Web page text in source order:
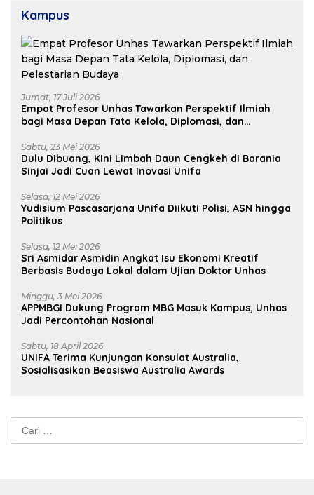
Kampus
Jumat, 17 Juli 2026
Empat Profesor Unhas Tawarkan Perspektif Ilmiah
bagi Masa Depan Tata Kelola, Diplomasi, dan
Sabtu, 23 Mei 2026
Dulu Dibuang, Kini Limbah Daun Cengkeh di Barania
Sinjai Jadi Cuan Lewat Inovasi Unifa
Selasa, 12 Mei 2026
Yudisium Pascasarjana Unifa Diikuti Polisi, ASN hingga
Politikus
Selasa, 12 Mei 2026
Sri Asmidar Asmidin Angkat Isu Ekonomi Kreatif
Berbasis Budaya Lokal dalam Ujian Doktor Unhas
Minggu, 3 Mei 2026
APPMBGI Dukung Program MBG Masuk Kampus, Unhas
Jadi Percontohan Nasional
Sabtu, 18 April 2026
UNIFA Terima Kunjungan Konsulat Australia,
Sosialisasikan Beasiswa Australia Awards
Cari
untuk: